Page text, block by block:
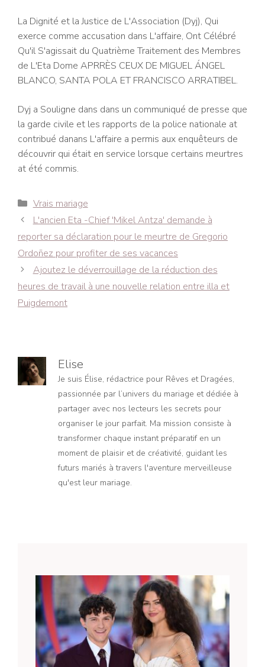
La Dignité et la Justice de L'Association (Dyj), Qui
exerce comme accusation dans L'affaire, Ont Célébré
Qu'il S'agissait du Quatrième Traitement des Membres
de L'Eta Dome APRRÈS CEUX DE MIGUEL ÁNGEL
BLANCO, SANTA POLA ET FRANCISCO ARRATIBEL.
Dyj a Souligne dans dans un communiqué de presse que
la garde civile et les rapports de la police nationale at
contribué danans L'affaire a permis aux enquêteurs de
découvrir qui était en service lorsque certains meurtres
at été commis.
Catégories
Vrais mariage
Navigation
des
articles
L'ancien Eta -Chief 'Mikel Antza' demande à
reporter sa déclaration pour le meurtre de Gregorio
Ordoñez pour profiter de ses vacances
Ajoutez le déverrouillage de la réduction des
heures de travail à une nouvelle relation entre illa et
Puigdemont
Elise
Je suis Élise, rédactrice pour Rêves et Dragées,
passionnée par l’univers du mariage et dédiée à
partager avec nos lecteurs les secrets pour
organiser le jour parfait. Ma mission consiste à
transformer chaque instant préparatif en un
moment de plaisir et de créativité, guidant les
futurs mariés à travers l'aventure merveilleuse
qu'est leur mariage.